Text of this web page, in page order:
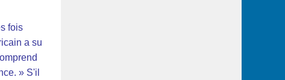
fois
a su
» S'il